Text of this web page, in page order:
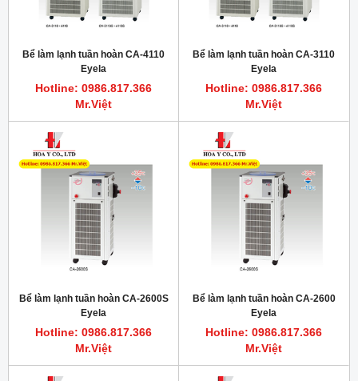
Bể làm lạnh tuần hoàn CA-4110
Eyela
Hotline: 0986.817.366
Mr.Việt
Bể làm lạnh tuần hoàn CA-3110
Eyela
Hotline: 0986.817.366
Mr.Việt
Bể làm lạnh tuần hoàn CA-2600S
Eyela
Hotline: 0986.817.366
Mr.Việt
Bể làm lạnh tuần hoàn CA-2600
Eyela
Hotline: 0986.817.366
Mr.Việt